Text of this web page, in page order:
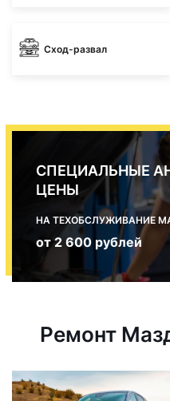
Сход-развал
СПЕЦИАЛЬНЫЕ
ЦЕНЫ
НА ТЕХОБСЛУЖИВАНИЕ
от 2 600 рублей
Ремонт